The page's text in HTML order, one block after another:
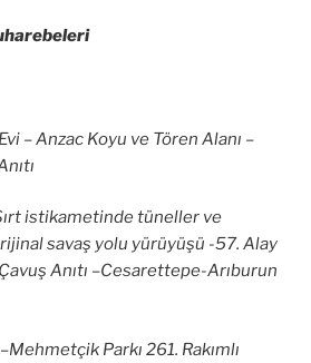
– Anzac Koyu ve Tören Alanı –
Sırt istikametinde tüneller ve
savaş yolu yürüyüşü -57. Alay
Anıtı –Cesarettepe-Arıburun
Parkı 261. Rakımlı